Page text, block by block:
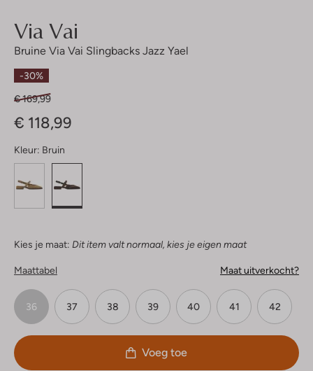
Via Vai
Bruine Via Vai Slingbacks Jazz Yael
-30%
€ 169,99
€ 118,99
Kleur: Bruin
Kies je maat: Dit item valt normaal, kies je eigen maat
Maattabel Maat uitverkocht?
36 37 38 39 40 41 42
Voeg toe